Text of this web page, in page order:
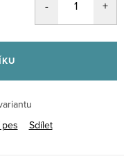
Sdílet